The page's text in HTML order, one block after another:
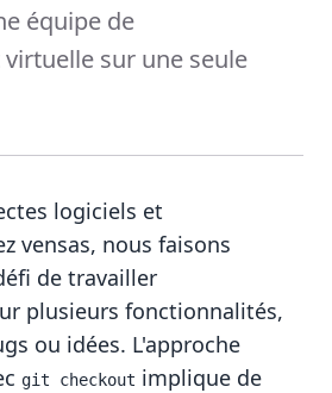
équipe de
sur une seule
logiciels et
vensas, nous faisons
de travailler
plusieurs fonctionnalités,
ou idées. L'approche
git checkout implique de